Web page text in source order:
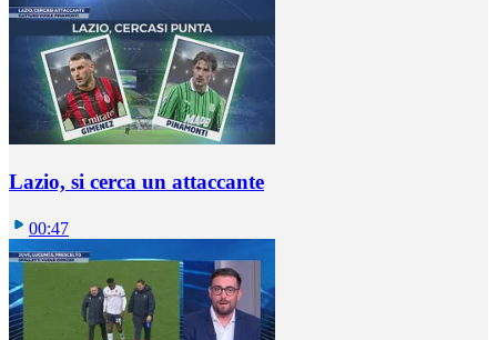
Lazio, si cerca un attaccante
00:47